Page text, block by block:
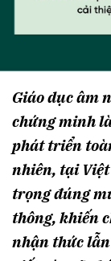
Giáo dục âm
chứng minh
phát triển
nhiên, tại
trọng đúng
thông, khiến
nhận thức